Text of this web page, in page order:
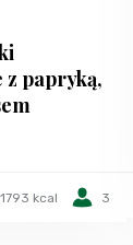
z papryką,
1793 kcal 3